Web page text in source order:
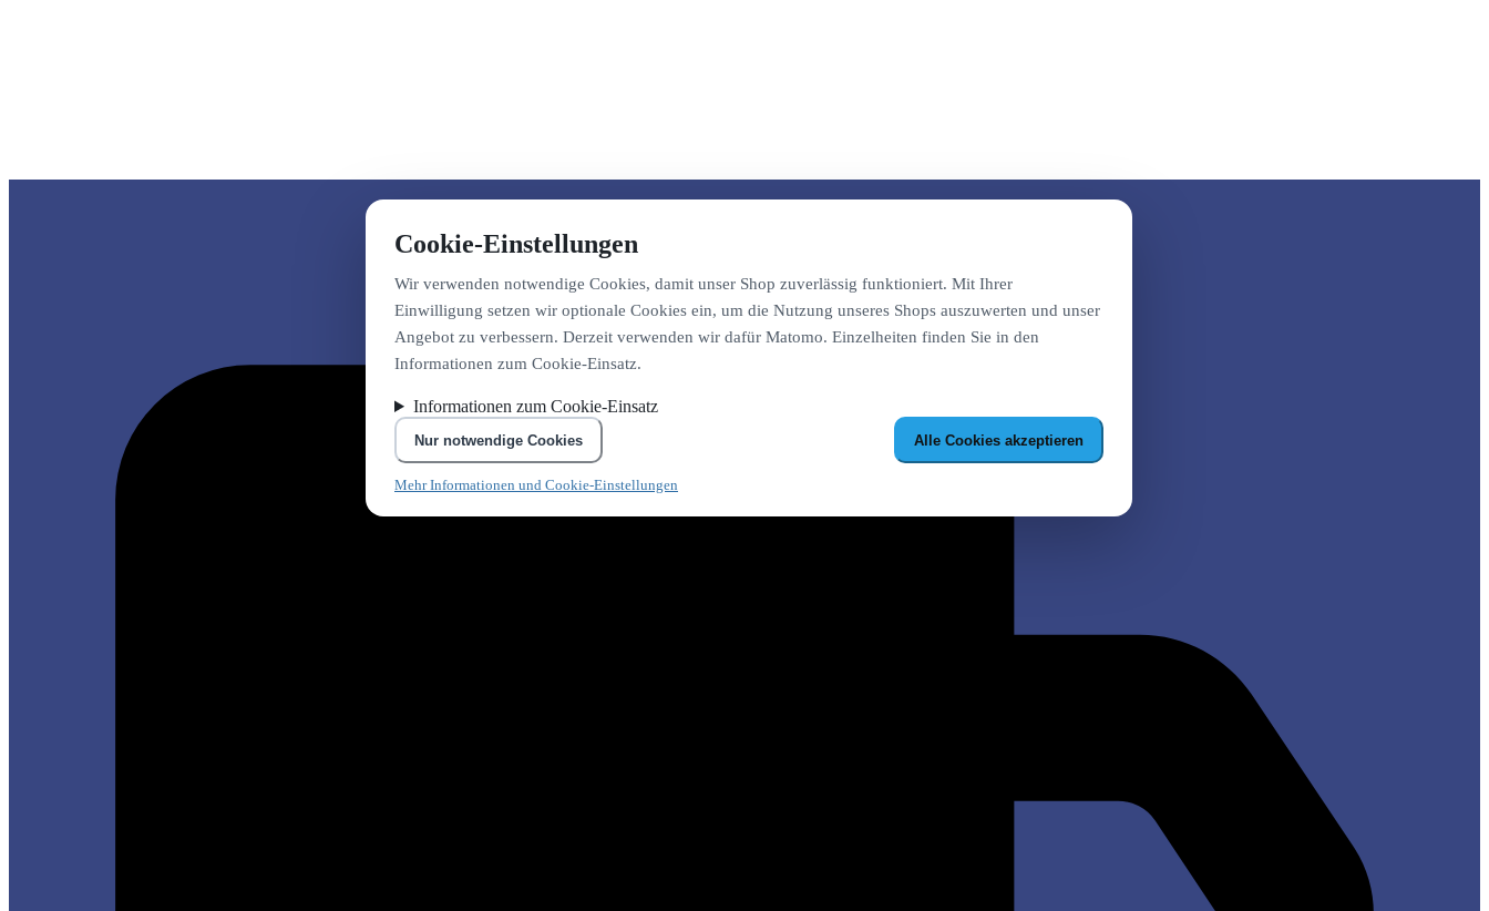
Cookie-Einstellungen
Wir verwenden notwendige Cookies, damit unser Shop zuverlässig funktioniert. Mit Ihrer
Einwilligung setzen wir optionale Cookies ein, um die Nutzung unseres Shops auszuwerten und unser
Angebot zu verbessern. Derzeit verwenden wir dafür Matomo. Einzelheiten finden Sie in den
Informationen zum Cookie-Einsatz.
Informationen zum Cookie-Einsatz
Nur notwendige Cookies Alle Cookies akzeptieren
Mehr Informationen und Cookie-Einstellungen